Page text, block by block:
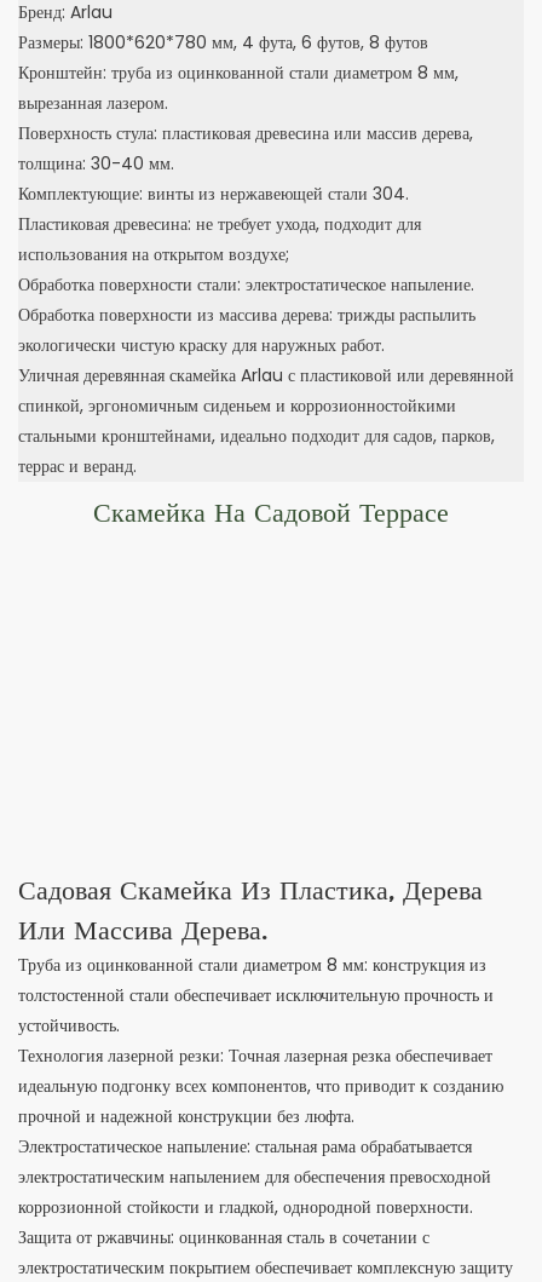
Бренд: Arlau
Размеры: 1800*620*780 мм, 4 фута, 6 футов, 8 футов
Кронштейн: труба из оцинкованной стали диаметром 8 мм,
вырезанная лазером.
Поверхность стула: пластиковая древесина или массив дерева,
толщина: 30-40 мм.
Комплектующие: винты из нержавеющей стали 304.
Пластиковая древесина: не требует ухода, подходит для
использования на открытом воздухе;
Обработка поверхности стали: электростатическое напыление.
Обработка поверхности из массива дерева: трижды распылить
экологически чистую краску для наружных работ.
Уличная деревянная скамейка Arlau с пластиковой или деревянной
спинкой, эргономичным сиденьем и коррозионностойкими
стальными кронштейнами, идеально подходит для садов, парков,
террас и веранд.
Скамейка На Садовой Террасе
Садовая Скамейка Из Пластика, Дерева
Или Массива Дерева.
Труба из оцинкованной стали диаметром 8 мм: конструкция из
толстостенной стали обеспечивает исключительную прочность и
устойчивость.
Технология лазерной резки: Точная лазерная резка обеспечивает
идеальную подгонку всех компонентов, что приводит к созданию
прочной и надежной конструкции без люфта.
Электростатическое напыление: стальная рама обрабатывается
электростатическим напылением для обеспечения превосходной
коррозионной стойкости и гладкой, однородной поверхности.
Защита от ржавчины: оцинкованная сталь в сочетании с
электростатическим покрытием обеспечивает комплексную защиту